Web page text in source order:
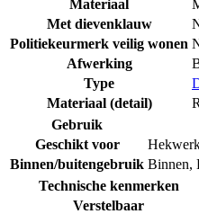
Materiaal
Met dievenklauw
Politiekeurmerk veilig wonen
Afwerking
Type
Materiaal (detail)
Gebruik
Geschikt voor
Binnen/buitengebruik Binnen,
Technische kenmerken
Verstelbaar